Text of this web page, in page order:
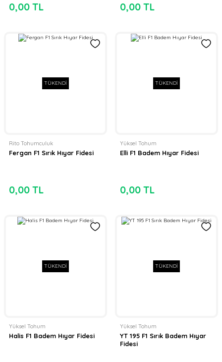
0,00 TL 0,00 TL
TÜKENDİ
Rito Tohumculuk
Fergan F1 Sırık Hıyar Fidesi
0,00 TL
TÜKENDİ
Yüksel Tohum
Elli F1 Badem Hıyar Fidesi
0,00 TL
TÜKENDİ
Yüksel Tohum
Halis F1 Badem Hıyar Fidesi
TÜKENDİ
Yüksel Tohum
YT 195 F1 Sırık Badem Hıyar
Fidesi